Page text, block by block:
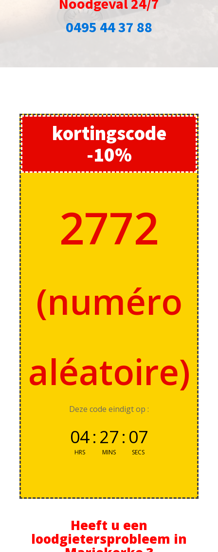
0495 44 37 88
kortingscode
-10%
2772
(numéro
aléatoire)
Deze code eindigt op :
04
HRS
: 27
MINS
: 06
SECS
Heeft u een
loodgietersprobleem in